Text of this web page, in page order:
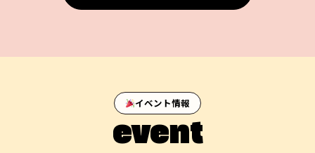
イベント情報
event